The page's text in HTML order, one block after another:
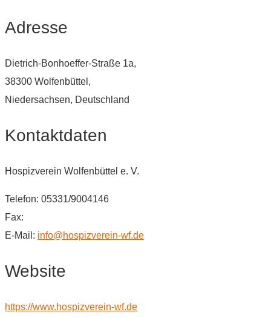
Adresse
Dietrich-Bonhoeffer-Straße 1a,
38300 Wolfenbüttel,
Niedersachsen, Deutschland
Kontaktdaten
Hospizverein Wolfenbüttel e. V.
Telefon: 05331/9004146
Fax:
E-Mail: info@hospizverein-wf.de
Website
https://www.hospizverein-wf.de